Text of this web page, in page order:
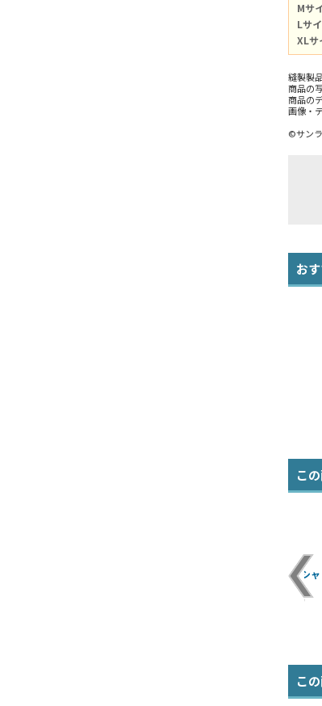
Mサ
Lサ
XLサ
縫製製
商品の
商品の
画像・
©サン
お
こ
ブーメランSQ Tシャ
¥3,300（税込）
こ